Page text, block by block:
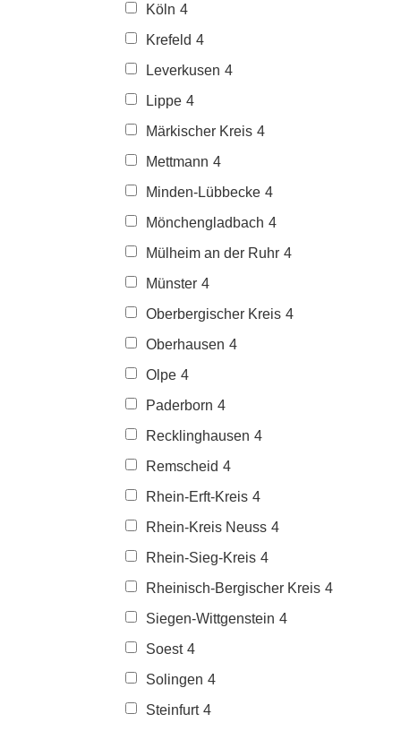
Köln 4
Krefeld 4
Leverkusen 4
Lippe 4
Märkischer Kreis 4
Mettmann 4
Minden-Lübbecke 4
Mönchengladbach 4
Mülheim an der Ruhr 4
Münster 4
Oberbergischer Kreis 4
Oberhausen 4
Olpe 4
Paderborn 4
Recklinghausen 4
Remscheid 4
Rhein-Erft-Kreis 4
Rhein-Kreis Neuss 4
Rhein-Sieg-Kreis 4
Rheinisch-Bergischer Kreis 4
Siegen-Wittgenstein 4
Soest 4
Solingen 4
Steinfurt 4